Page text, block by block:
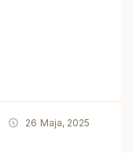
26 Maja, 2025